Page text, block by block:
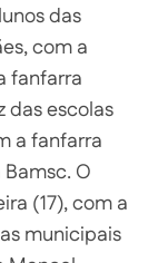
das
com a
fanfarra
das escolas
a fanfarra
O
(17), com a
municipais